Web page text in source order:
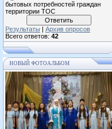
бытовых потребностей граждан
территории ТОС
Результаты | Архив опросов
Всего ответов: 42
НОВЫЙ ФОТОАЛЬБОМ